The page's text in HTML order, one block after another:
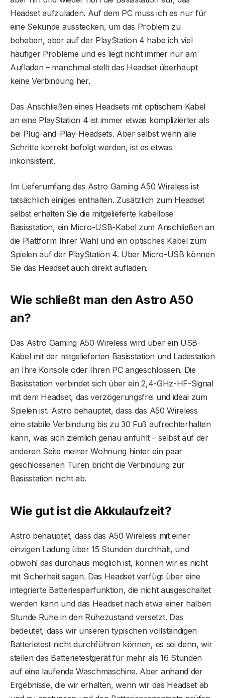
Headset aufzuladen. Auf dem PC muss ich es nur für
eine Sekunde ausstecken, um das Problem zu
beheben, aber auf der PlayStation 4 habe ich viel
häufiger Probleme und es liegt nicht immer nur am
Aufladen – manchmal stellt das Headset überhaupt
keine Verbindung her.
Das Anschließen eines Headsets mit optischem Kabel
an eine PlayStation 4 ist immer etwas komplizierter als
bei Plug-and-Play-Headsets. Aber selbst wenn alle
Schritte korrekt befolgt werden, ist es etwas
inkonsistent.
Im Lieferumfang des Astro Gaming A50 Wireless ist
tatsächlich einiges enthalten. Zusätzlich zum Headset
selbst erhalten Sie die mitgelieferte kabellose
Basisstation, ein Micro-USB-Kabel zum Anschließen an
die Plattform Ihrer Wahl und ein optisches Kabel zum
Spielen auf der PlayStation 4. Über Micro-USB können
Sie das Headset auch direkt aufladen.
Wie schließt man den Astro A50
an?
Das Astro Gaming A50 Wireless wird über ein USB-
Kabel mit der mitgelieferten Basisstation und Ladestation
an Ihre Konsole oder Ihren PC angeschlossen. Die
Basisstation verbindet sich über ein 2,4-GHz-HF-Signal
mit dem Headset, das verzögerungsfrei und ideal zum
Spielen ist. Astro behauptet, dass das A50 Wireless
eine stabile Verbindung bis zu 30 Fuß aufrechterhalten
kann, was sich ziemlich genau anfühlt – selbst auf der
anderen Seite meiner Wohnung hinter ein paar
geschlossenen Türen bricht die Verbindung zur
Basisstation nicht ab.
Wie gut ist die Akkulaufzeit?
Astro behauptet, dass das A50 Wireless mit einer
einzigen Ladung über 15 Stunden durchhält, und
obwohl das durchaus möglich ist, können wir es nicht
mit Sicherheit sagen. Das Headset verfügt über eine
integrierte Batteriesparfunktion, die nicht ausgeschaltet
werden kann und das Headset nach etwa einer halben
Stunde Ruhe in den Ruhezustand versetzt. Das
bedeutet, dass wir unseren typischen vollständigen
Batterietest nicht durchführen können, es sei denn, wir
stellen das Batterietestgerät für mehr als 16 Stunden
auf eine laufende Waschmaschine. Aber anhand der
Ergebnisse, die wir erhalten, wenn wir das Headset ab